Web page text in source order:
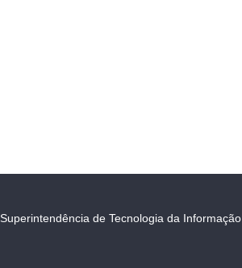
Superintendência de Tecnologia da Informação